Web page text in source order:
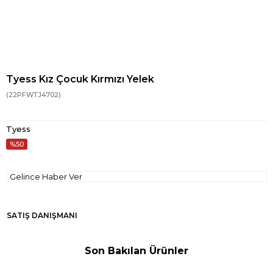
Tyess Kız Çocuk Kırmızı Yelek
(22PFWTJ4702)
Tyess
50
Gelince Haber Ver
SATIŞ DANIŞMANI
Son Bakılan Ürünler